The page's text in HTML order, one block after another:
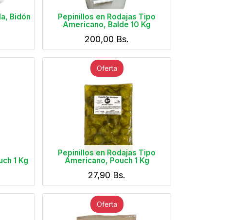
Bidón
Pepinillos en Rodajas Tipo
Americano, Balde 10 Kg
200,00 Bs.
1 Kg
Oferta
Pepinillos en Rodajas Tipo
Americano, Pouch 1 Kg
27,90 Bs.
Oferta